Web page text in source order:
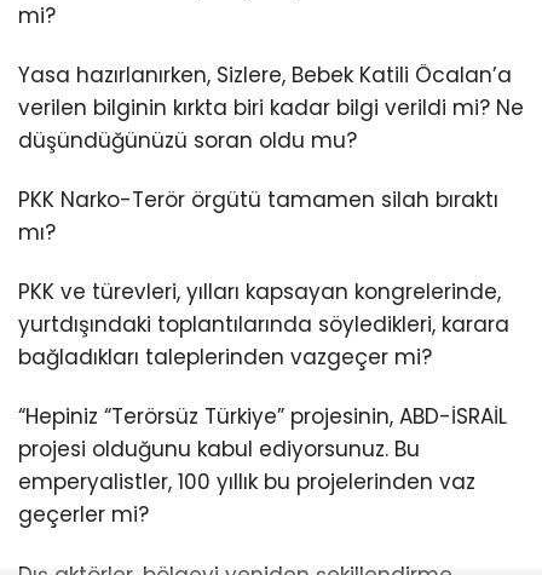
mi?
Yasa hazırlanırken, Sizlere, Bebek Katili Öcalan’a
verilen bilginin kırkta biri kadar bilgi verildi mi? Ne
düşündüğünüzü soran oldu mu?
PKK Narko-Terör örgütü tamamen silah bıraktı
mı?
PKK ve türevleri, yılları kapsayan kongrelerinde,
yurtdışındaki toplantılarında söyledikleri, karara
bağladıkları taleplerinden vazgeçer mi?
“Hepiniz “Terörsüz Türkiye” projesinin, ABD-İSRAİL
projesi olduğunu kabul ediyorsunuz. Bu
emperyalistler, 100 yıllık bu projelerinden vaz
geçerler mi?